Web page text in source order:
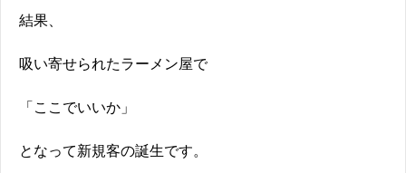
結果、
吸い寄せられたラーメン屋で
「ここでいいか」
となって新規客の誕生です。